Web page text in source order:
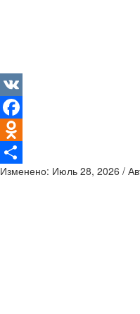
VK
Facebook
Odnoklassniki
Отправить
Изменено: Июль 28, 2026 /